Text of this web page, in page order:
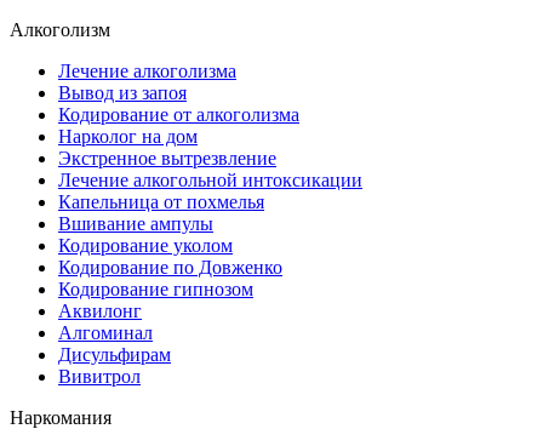
Алкоголизм
Лечение алкоголизма
Вывод из запоя
Кодирование от алкоголизма
Нарколог на дом
Экстренное вытрезвление
Лечение алкогольной интоксикации
Капельница от похмелья
Вшивание ампулы
Кодирование уколом
Кодирование по Довженко
Кодирование гипнозом
Аквилонг
Алгоминал
Дисульфирам
Вивитрол
Наркомания